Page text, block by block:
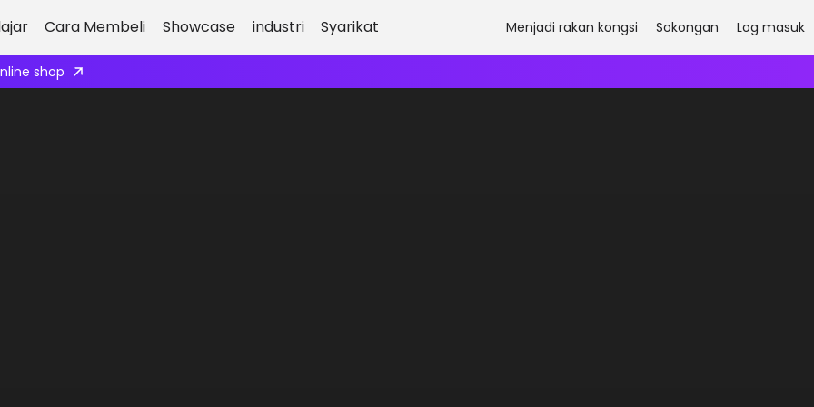
Cara Membeli Showcase industri Syarikat Menjadi rakan kongsi Sokongan Log masuk
here